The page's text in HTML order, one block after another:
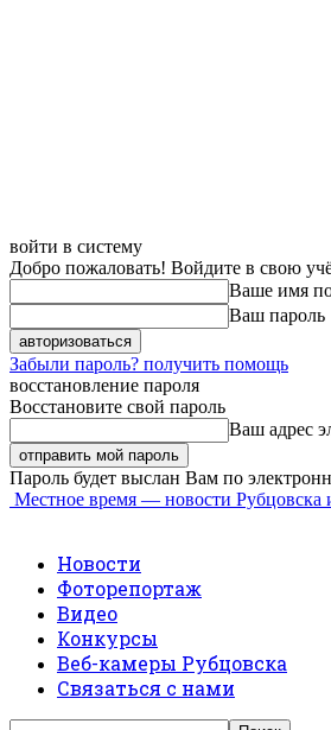
войти в систему
Добро пожаловать! Войдите в свою
Ваше имя
Ваш пароль
Забыли пароль? получить помощь
восстановление пароля
Восстановите свой пароль
Ваш адрес
Пароль будет выслан Вам по
Местное время — новости Рубцовска
Новости
Фоторепортаж
Видео
Конкурсы
Веб-камеры Рубцовска
Связаться с нами